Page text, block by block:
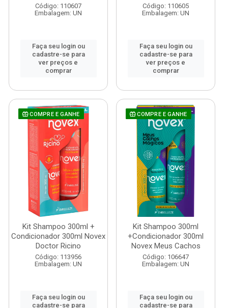
Código: 110607
Embalagem: UN
Faça seu login ou
cadastre-se para
ver preços e
comprar
Código: 110605
Embalagem: UN
Faça seu login ou
cadastre-se para
ver preços e
comprar
COMPRE E GANHE
Kit Shampoo 300ml +
Condicionador 300ml Novex
Doctor Ricino
Código: 113956
Embalagem: UN
Faça seu login ou
cadastre-se para
COMPRE E GANHE
Kit Shampoo 300ml
+Condicionador 300ml
Novex Meus Cachos
Código: 106647
Embalagem: UN
Faça seu login ou
cadastre-se para